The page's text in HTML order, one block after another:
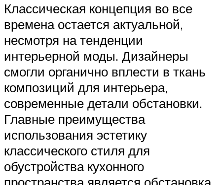
Классическая концепция во все
времена остается актуальной,
несмотря на тенденции
интерьерной моды. Дизайнеры
смогли органично вплести в ткань
композиций для интерьера,
современные детали обстановки.
Главные преимущества
использования эстетику
классического стиля для
обустройства кухонного